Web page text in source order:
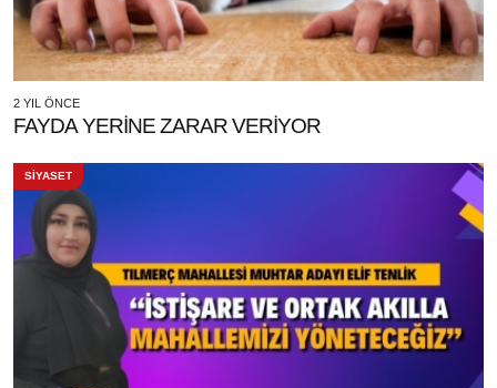
2 YIL ÖNCE
FAYDA YERİNE ZARAR VERİYOR
SİYASET